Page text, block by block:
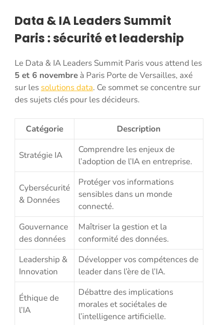
Data & IA Leaders Summit
Paris : sécurité et leadership
Le Data & IA Leaders Summit Paris vous attend les
5 et 6 novembre à Paris Porte de Versailles, axé
sur les solutions data. Ce sommet se concentre sur
des sujets clés pour les décideurs.
Catégorie Description
Stratégie IA
Comprendre les enjeux de
l’adoption de l’IA en entreprise.
Cybersécurité
& Données
Protéger vos informations
sensibles dans un monde
connecté.
Gouvernance
des données
Maîtriser la gestion et la
conformité des données.
Leadership &
Innovation
Développer vos compétences de
leader dans l’ère de l’IA.
Éthique de
l’IA
Débattre des implications
morales et sociétales de
l’intelligence artificielle.